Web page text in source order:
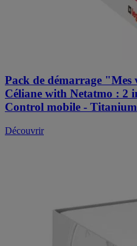
Pack de démarrage "Mes
Céliane with Netatmo : 2
Control mobile - Titanium
Découvrir